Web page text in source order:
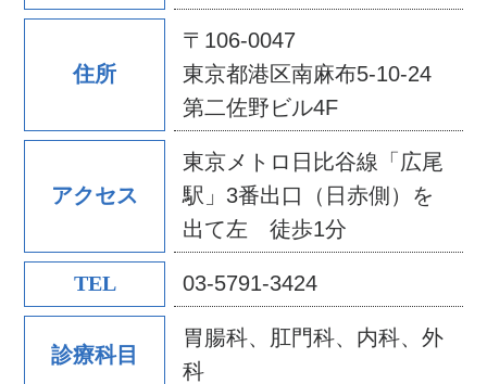
住所
〒106-0047
東京都港区南麻布5-10-24
第二佐野ビル4F
アクセス
東京メトロ日比谷線「広尾
駅」3番出口（日赤側）を
出て左 徒歩1分
TEL 03-5791-3424
診療科目
胃腸科、肛門科、内科、外
科